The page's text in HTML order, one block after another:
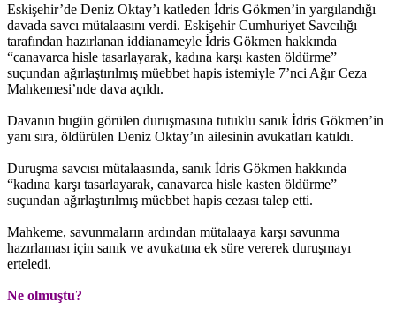
Eskişehir’de Deniz Oktay’ı katleden İdris Gökmen’in yargılandığı
davada savcı mütalaasını verdi. Eskişehir Cumhuriyet Savcılığı
tarafından hazırlanan iddianameyle İdris Gökmen hakkında
“canavarca hisle tasarlayarak, kadına karşı kasten öldürme”
suçundan ağırlaştırılmış müebbet hapis istemiyle 7’nci Ağır Ceza
Mahkemesi’nde dava açıldı.
Davanın bugün görülen duruşmasına tutuklu sanık İdris Gökmen’in
yanı sıra, öldürülen Deniz Oktay’ın ailesinin avukatları katıldı.
Duruşma savcısı mütalaasında, sanık İdris Gökmen hakkında
“kadına karşı tasarlayarak, canavarca hisle kasten öldürme”
suçundan ağırlaştırılmış müebbet hapis cezası talep etti.
Mahkeme, savunmaların ardından mütalaaya karşı savunma
hazırlaması için sanık ve avukatına ek süre vererek duruşmayı
erteledi.
Ne olmuştu?